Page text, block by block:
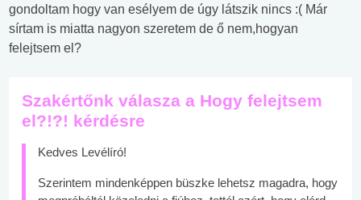
gondoltam hogy van esélyem de úgy látszik nincs :( Már
sírtam is miatta nagyon szeretem de ő nem,hogyan
felejtsem el?
Szakértőnk válasza a Hogy felejtsem
el?!?! kérdésre
Kedves Levélíró!
Szerintem mindenképpen büszke lehetsz magadra, hogy